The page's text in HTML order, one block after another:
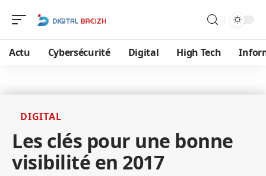
Actu Cybersécurité Digital High Tech
DIGITAL
Les clés pour une bonne
visibilité en 2017